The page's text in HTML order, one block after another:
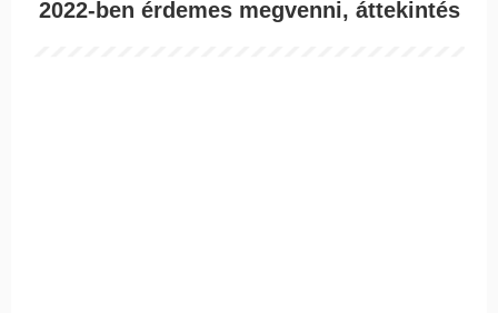
2022-ben érdemes megvenni, áttekintés